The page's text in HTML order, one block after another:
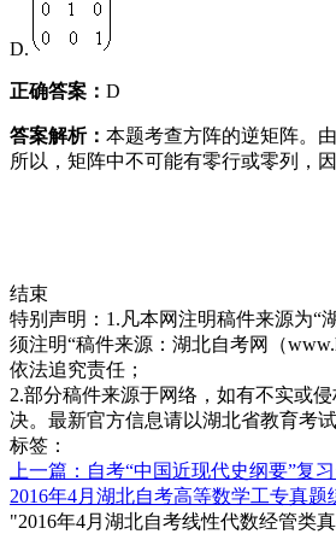
D.
正确答案： D
答案解析： 本题考查方阵的逆矩阵。
所以，矩阵中不可能有零行或零列，因
结束
特别声明：1.凡本网注明稿件来源为“
须注明“稿件来源：湖北自考网（
依法追究责任；
2.部分稿件来源于网络，如有不实或
决。最新官方信息请以湖北省教育考
标签：
上一篇：自考“中国近现代史纲要”复
2016年4月湖北自考高等数学工专真
"2016年4月湖北自考线性代数经管类